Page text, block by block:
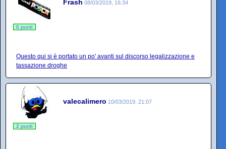
Frash 08/03/2019, 16:34
6 punti
Questo qui si è portato un po' avanti sul discorso legalizzazione e
tassazione droghe
valecalimero 10/03/2019, 21:07
2 punti